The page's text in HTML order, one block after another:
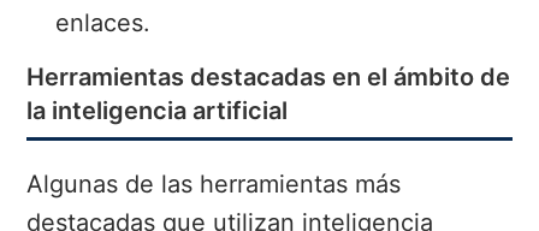
enlaces.
Herramientas destacadas en el ámbito de
la inteligencia artificial
Algunas de las herramientas más
destacadas que utilizan inteligencia